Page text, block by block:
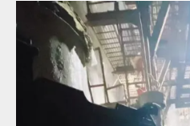
Новости
Компания
Техподдержка
Дистрибьюторы
Применение